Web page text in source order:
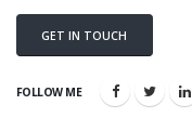
GET IN TOUCH
FOLLOW ME